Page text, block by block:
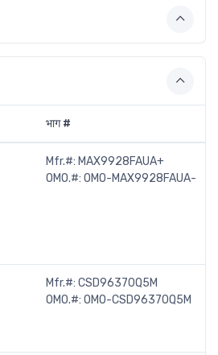
भाग #
Mfr.#: MAX9928FAUA+
OMO.#: OMO-MAX9928FAUA-
Mfr.#: CSD96370Q5M
OMO.#: OMO-CSD96370Q5M